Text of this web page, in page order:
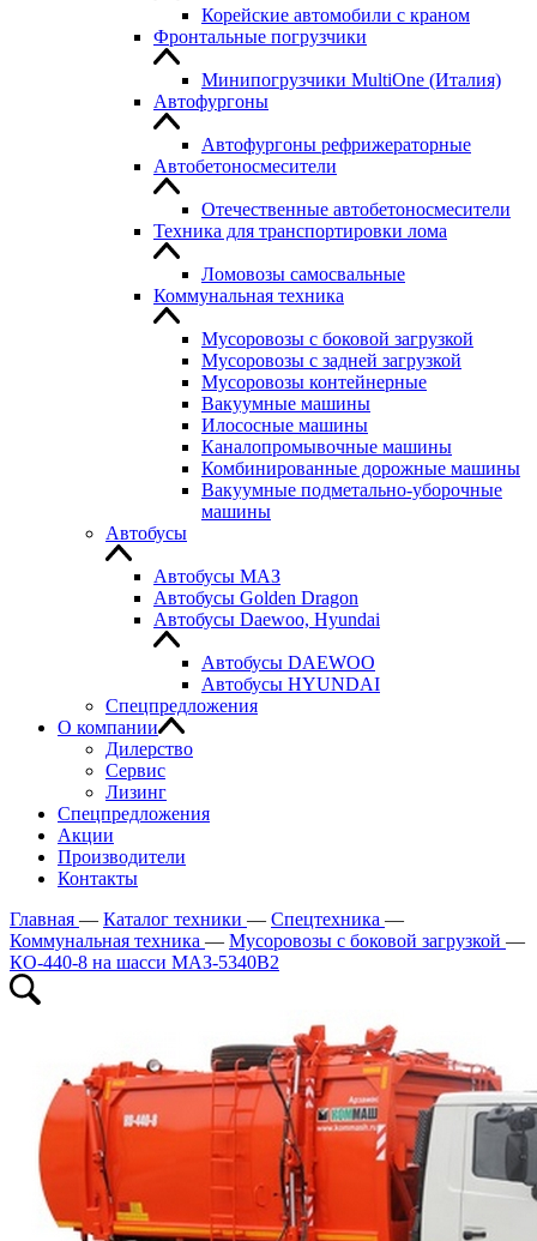
Корейские автомобили с краном
Фронтальные погрузчики
Минипогрузчики MultiOne (Италия)
Автофургоны
Автофургоны рефрижераторные
Автобетоносмесители
Отечественные автобетоносмесители
Техника для транспортировки лома
Ломовозы самосвальные
Коммунальная техника
Мусоровозы с боковой загрузкой
Мусоровозы с задней загрузкой
Мусоровозы контейнерные
Вакуумные машины
Илососные машины
Каналопромывочные машины
Комбинированные дорожные машины
Вакуумные подметально-уборочные
машины
Автобусы
Автобусы МАЗ
Автобусы Golden Dragon
Автобусы Daewoo, Hyundai
Автобусы DAEWOO
Автобусы HYUNDAI
Спецпредложения
О компании
Дилерство
Сервис
Лизинг
Спецпредложения
Акции
Производители
Контакты
Главная — Каталог техники — Спецтехника —
Коммунальная техника — Мусоровозы с боковой загрузкой —
КО-440-8 на шасси МАЗ-5340В2